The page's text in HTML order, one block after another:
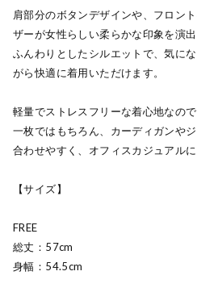
肩部分のボタンデザインや、フロン
ザーが女性らしい柔らかな印象を演出
ふんわりとしたシルエットで、気に
がら快適に着用いただけます。
軽量でストレスフリーな着心地なの
一枚ではもちろん、カーディガンや
合わせやすく、オフィスカジュアルに
【サイズ】
FREE
総丈：57cm
身幅：54.5cm